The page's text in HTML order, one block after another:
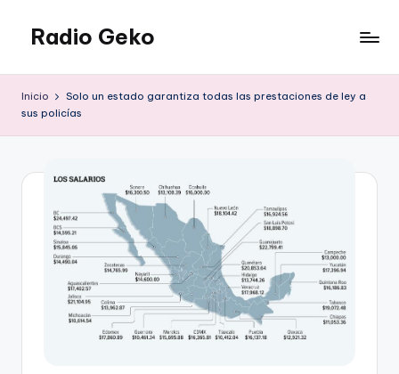
Saltar
contenido
Radio Geko
Inicio
Solo un estado garantiza todas las prestaciones de ley a
sus policías